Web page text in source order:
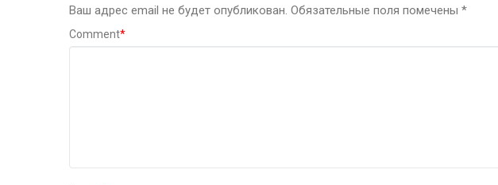
Ваш адрес email не будет опубликован. Обязательные поля помечены *
Comment*